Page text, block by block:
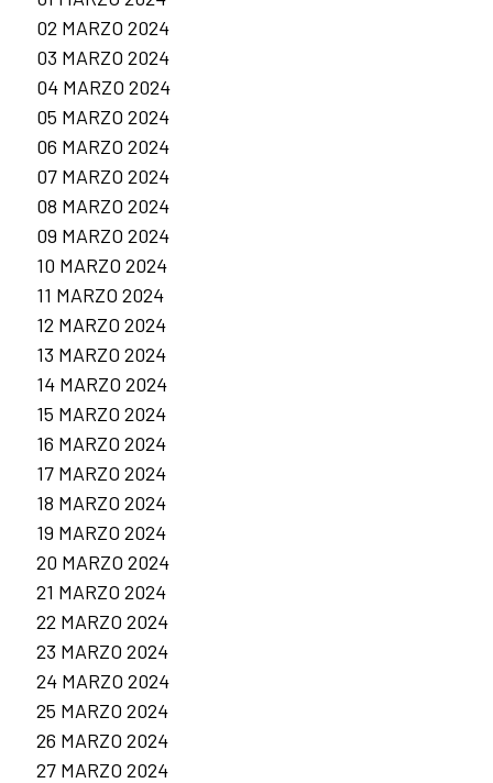
02 MARZO 2024
03 MARZO 2024
04 MARZO 2024
05 MARZO 2024
06 MARZO 2024
07 MARZO 2024
08 MARZO 2024
09 MARZO 2024
10 MARZO 2024
11 MARZO 2024
12 MARZO 2024
13 MARZO 2024
14 MARZO 2024
15 MARZO 2024
16 MARZO 2024
17 MARZO 2024
18 MARZO 2024
19 MARZO 2024
20 MARZO 2024
21 MARZO 2024
22 MARZO 2024
23 MARZO 2024
24 MARZO 2024
25 MARZO 2024
26 MARZO 2024
27 MARZO 2024